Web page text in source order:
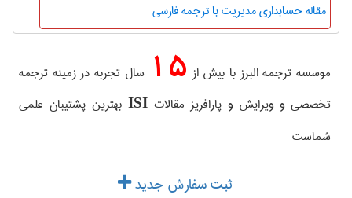
مقاله حسابداری مدیریت با ترجمه فارسی
موسسه ترجمه البرز با بیش از 15 سال تجربه در زمینه ترجمه
تخصصی و ویرایش و پارافریز مقالاتISI بهترین پشتیبان علمی
شماست
ثبت سفارش جدید